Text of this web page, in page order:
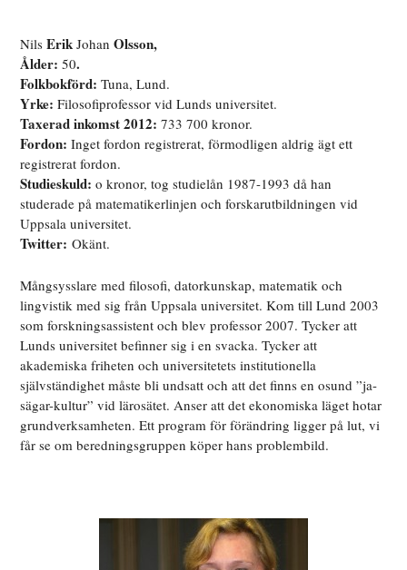
Nils Erik Johan Olsson,
Ålder:50.
Folkbokförd:Tuna, Lund.
Yrke:Filosofiprofessor vid Lunds universitet.
Taxerad inkomst 2012:733 700 kronor.
Fordon:Inget fordon registrerat, förmodligen aldrig ägt ett
registrerat fordon.
Studieskuld:o kronor, tog studielån 1987-1993 då han
studerade på matematikerlinjen och forskarutbildningen vid
Uppsala universitet.
Twitter:Okänt.
Mångsysslare med filosofi, datorkunskap, matematik och
lingvistik med sig från Uppsala universitet. Kom till Lund 2003
som forskningsassistent och blev professor 2007. Tycker att
Lunds universitet befinner sig i en svacka. Tycker att
akademiska friheten och universitetets institutionella
självständighet måste bli undsatt och att det finns en osund ”ja-
sägar-kultur” vid lärosätet. Anser att det ekonomiska läget hotar
grundverksamheten. Ett program för förändring ligger på lut, vi
får se om beredningsgruppen köper hans problembild.